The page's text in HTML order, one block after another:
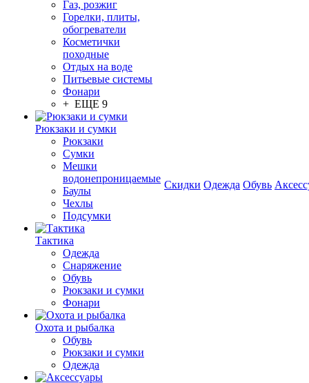
Газ, розжиг
Горелки, плиты,
обогреватели
Косметички
походные
Отдых на воде
Питьевые системы
Фонари
+ ЕЩЕ 9
Рюкзаки и сумки
Рюкзаки
Сумки
Мешки
водонепроницаемые
Баулы
Чехлы
Подсумки
Тактика
Одежда
Снаряжение
Обувь
Рюкзаки и сумки
Фонари
Охота и рыбалка
Обувь
Рюкзаки и сумки
Одежда
Скидки Одежда Обувь